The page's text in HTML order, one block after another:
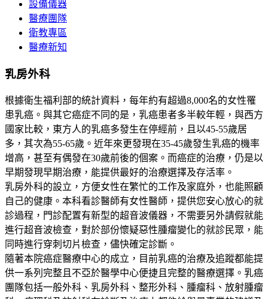
設備儀器
醫療團隊
衛教專區
醫療新知
乳房外科
根據衛生福利部的統計資料，每年約有超過8,000名的女性罹
患乳癌。與其它癌症不同的是，乳癌患者多半較年輕，與西方
國家比較，東方人的乳癌多發生在停經前，且以45-55歲居
多，其次為55-65歲。近年來更發現在35-45歲發生乳癌的機率
增高，甚至有偶發在30歲前後的個案。而癌症的治療，仍是以
早期發現早期治療，能提供最好的治療選擇及存活率。
乳房外科的設立，方便女性在繁忙的工作及家庭外，也能照顧
自己的健康。本科看診醫師有女性醫師，提供您安心放心的就
診過程，門診配置有新型的超音波儀器，不需要另外請假就能
進行超音波檢查，對於部份懷疑惡性腫瘤變化的就診民眾，能
同時進行穿刺切片檢查，儘快確定診斷。
隨著本院癌症醫療中心的成立，目前乳癌的治療及追蹤都能提
供一系列完整且不亞於醫學中心便捷且完整的醫療選擇。乳癌
團隊包括一般外科、乳房外科、整形外科、腫瘤科、放射腫瘤